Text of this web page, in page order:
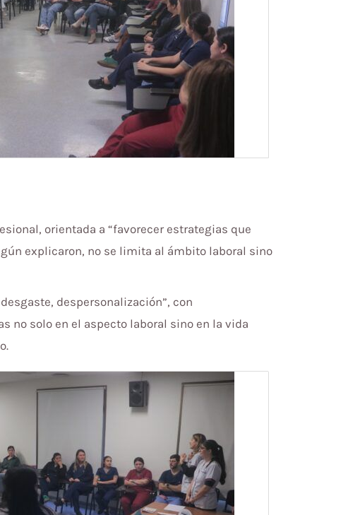
orientada a “favorecer estrategias que
explicaron, no se limita al ámbito laboral sino
despersonalización”, con
no solo en el aspecto laboral sino en la vida